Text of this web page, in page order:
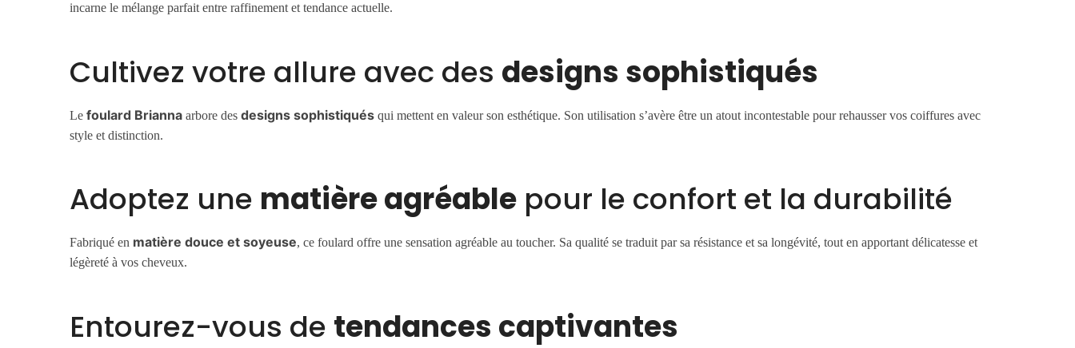
incarne le mélange parfait entre raffinement et tendance actuelle.
Cultivez votre allure avec des designs sophistiqués
Lefoulard Brianna arbore desdesigns sophistiqués qui mettent en valeur son esthétique. Son utilisation s’avère être un atout incontestable pour rehausser vos coiffures avec
style et distinction.
Adoptez une matière agréable pour le confort et la durabilité
Fabriqué en matière douce et soyeuse, ce foulard offre une sensation agréable au toucher. Sa qualité se traduit par sa résistance et sa longévité, tout en apportant délicatesse et
légèreté à vos cheveux.
Entourez-vous de tendances captivantes